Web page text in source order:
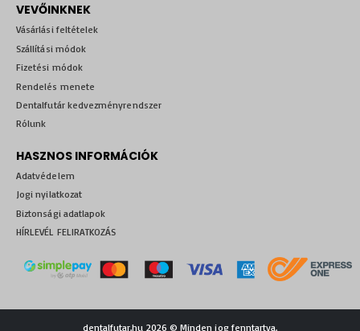
VEVŐINKNEK
Vásárlási feltételek
Szállítási módok
Fizetési módok
Rendelés menete
Dentalfutár kedvezményrendszer
Rólunk
HASZNOS INFORMÁCIÓK
Adatvédelem
Jogi nyilatkozat
Biztonsági adatlapok
HÍRLEVÉL FELIRATKOZÁS
dentalfutar.hu 2026 © Minden jog fenntartva.